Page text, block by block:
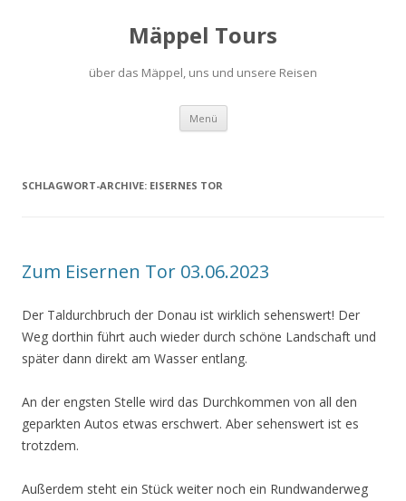
Mäppel Tours
über das Mäppel, uns und unsere Reisen
Menü Zum
springen
SCHLAGWORT-ARCHIVE: EISERNES TOR
Zum Eisernen Tor 03.06.2023
Der Taldurchbruch der Donau ist wirklich sehenswert! Der
Weg dorthin führt auch wieder durch schöne Landschaft und
später dann direkt am Wasser entlang.
An der engsten Stelle wird das Durchkommen von all den
geparkten Autos etwas erschwert. Aber sehenswert ist es
trotzdem.
Außerdem steht ein Stück weiter noch ein Rundwanderweg